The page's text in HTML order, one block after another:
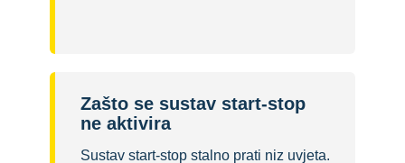
Zašto se sustav start-stop
ne aktivira
Sustav start-stop stalno prati niz uvjeta.